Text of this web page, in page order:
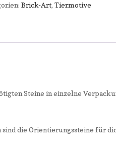
Brick-Art, Tiermotive
Steine in einzelne
die Orientierungssteine für